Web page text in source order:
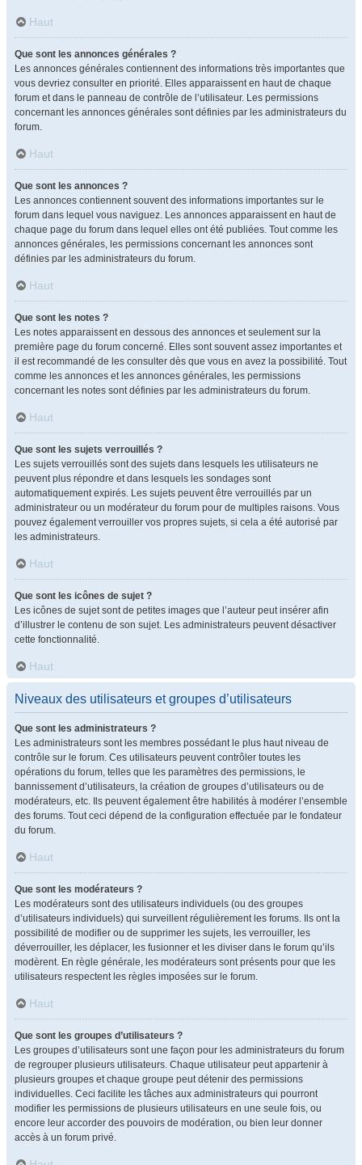
Haut
Que sont les annonces générales ?
Les annonces générales contiennent des informations très importantes que
vous devriez consulter en priorité. Elles apparaissent en haut de chaque
forum et dans le panneau de contrôle de l’utilisateur. Les permissions
concernant les annonces générales sont définies par les administrateurs du
forum.
Haut
Que sont les annonces ?
Les annonces contiennent souvent des informations importantes sur le
forum dans lequel vous naviguez. Les annonces apparaissent en haut de
chaque page du forum dans lequel elles ont été publiées. Tout comme les
annonces générales, les permissions concernant les annonces sont
définies par les administrateurs du forum.
Haut
Que sont les notes ?
Les notes apparaissent en dessous des annonces et seulement sur la
première page du forum concerné. Elles sont souvent assez importantes et
il est recommandé de les consulter dès que vous en avez la possibilité. Tout
comme les annonces et les annonces générales, les permissions
concernant les notes sont définies par les administrateurs du forum.
Haut
Que sont les sujets verrouillés ?
Les sujets verrouillés sont des sujets dans lesquels les utilisateurs ne
peuvent plus répondre et dans lesquels les sondages sont
automatiquement expirés. Les sujets peuvent être verrouillés par un
administrateur ou un modérateur du forum pour de multiples raisons. Vous
pouvez également verrouiller vos propres sujets, si cela a été autorisé par
les administrateurs.
Haut
Que sont les icônes de sujet ?
Les icônes de sujet sont de petites images que l’auteur peut insérer afin
d’illustrer le contenu de son sujet. Les administrateurs peuvent désactiver
cette fonctionnalité.
Haut
Niveaux des utilisateurs et groupes d’utilisateurs
Que sont les administrateurs ?
Les administrateurs sont les membres possédant le plus haut niveau de
contrôle sur le forum. Ces utilisateurs peuvent contrôler toutes les
opérations du forum, telles que les paramètres des permissions, le
bannissement d’utilisateurs, la création de groupes d’utilisateurs ou de
modérateurs, etc. Ils peuvent également être habilités à modérer l’ensemble
des forums. Tout ceci dépend de la configuration effectuée par le fondateur
du forum.
Haut
Que sont les modérateurs ?
Les modérateurs sont des utilisateurs individuels (ou des groupes
d’utilisateurs individuels) qui surveillent régulièrement les forums. Ils ont la
possibilité de modifier ou de supprimer les sujets, les verrouiller, les
déverrouiller, les déplacer, les fusionner et les diviser dans le forum qu’ils
modèrent. En règle générale, les modérateurs sont présents pour que les
utilisateurs respectent les règles imposées sur le forum.
Haut
Que sont les groupes d’utilisateurs ?
Les groupes d’utilisateurs sont une façon pour les administrateurs du forum
de regrouper plusieurs utilisateurs. Chaque utilisateur peut appartenir à
plusieurs groupes et chaque groupe peut détenir des permissions
individuelles. Ceci facilite les tâches aux administrateurs qui pourront
modifier les permissions de plusieurs utilisateurs en une seule fois, ou
encore leur accorder des pouvoirs de modération, ou bien leur donner
accès à un forum privé.